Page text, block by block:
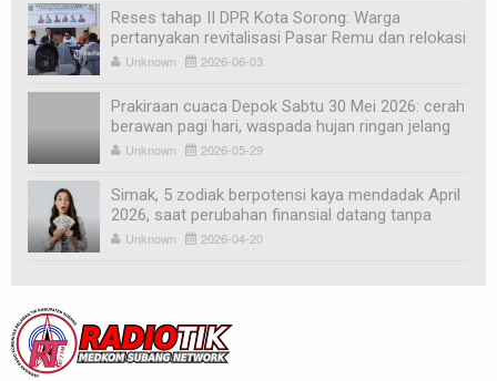
Reses tahap II DPR Kota Sorong: Warga
pertanyakan revitalisasi Pasar Remu dan relokasi
pedagang
Unknown 2026-06-03
Prakiraan cuaca Depok Sabtu 30 Mei 2026: cerah
berawan pagi hari, waspada hujan ringan jelang
soreUnknown 2026-05-29
Simak, 5 zodiak berpotensi kaya mendadak April
2026, saat perubahan finansial datang tanpa
diduga
Unknown 2026-04-20